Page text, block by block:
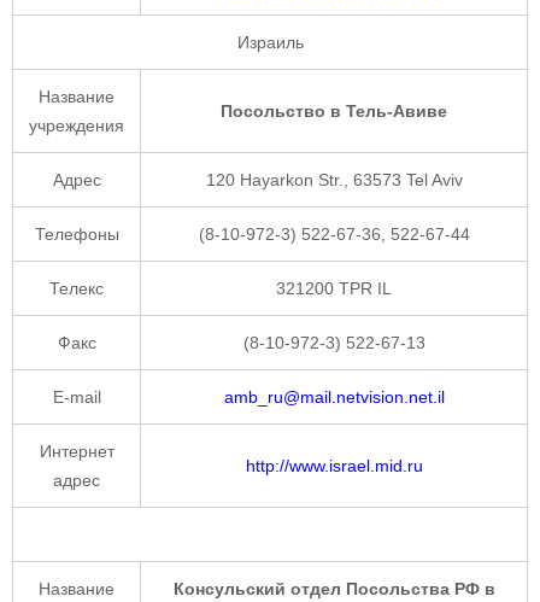
Израиль
Название
учреждения
Посольство в Тель-Авиве
Адрес 120 Hayarkon Str., 63573 Tel Aviv
Телефоны (8-10-972-3) 522-67-36, 522-67-44
Телекс 321200 TPR IL
Факс (8-10-972-3) 522-67-13
E-mail amb_ru@mail.netvision.net.il
Интернет
адрес
http://www.israel.mid.ru
Название
Консульский отдел Посольства РФ в